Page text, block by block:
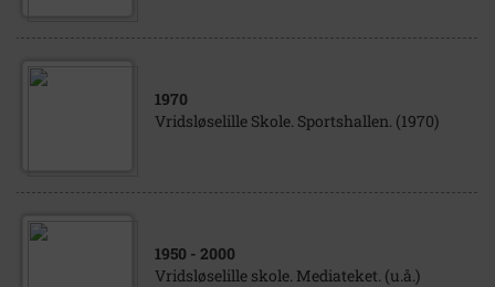
1970
Vridsløselille Skole. Sportshallen. (1970)
1950 - 2000
Vridsløselille skole. Mediateket. (u.å.)